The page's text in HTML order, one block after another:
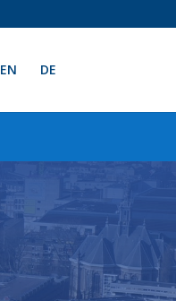
EN DE